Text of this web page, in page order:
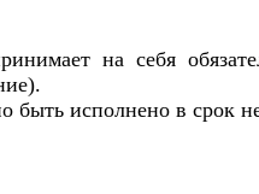
на себя
исполнено в срок